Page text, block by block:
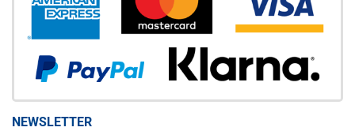
NEWSLETTER